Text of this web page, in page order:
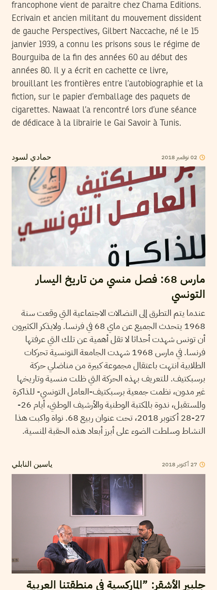
francophone vient de paraitre chez Chama Editions.
Ecrivain et ancien militant du mouvement dissident
de gauche Perspectives, Gilbert Naccache, né le 15
janvier 1939, a connu les prisons sous le régime de
Bourguiba de la fin des années 60 au début des
années 80. Il y a écrit en cachette ce livre,
brouillant les frontières entre l’autobiographie et la
fiction, sur le papier d’emballage des paquets de
cigarettes. Nawaat l’a rencontré lors d’une séance
de dédicace à la librairie le Gai Savoir à Tunis.
حمادي لسود 02نوفمبر 2018
مارس 68: فصل منسي من تاريخ اليسار
التونسي
عندما يتم التطرق إلى النضالات الاجتماعية التي وقعت سنة
1968 يتحدث الجميع عن ماي 68 في فرنسا. ولايذكر الكثيرون
أن تونس شهدت أحداثا لا تقل أهمية عن تلك التي عرفتها
فرنسا. في مارس 1968 شهدت الجامعة التونسية تحركات
الطلابية انتهت باعتقال مجموعة كبيرة من مناضلي حركة
برسبكتيف. للتعريف بهذه الحركة التي ظلت منسية وتاريخها
غير مدون، نظمت جمعية برسبكتيف-العامل التونسي- للذاكرة
والمستقبل، ندوة بالمكتبة الوطنية والأرشيف الوطني، أيام 26-
27-28 أكتوبر 2018، تحت عنوان ربيع 68. نواة واكبت هذا
النشاط وسلطت الضوء على أبرز أبعاد هذه الحقبة المنسية.
ياسين النابلي 27 أكتوبر 2018
جلبير الأشقر: ”الماركسية في منطقتنا العربية